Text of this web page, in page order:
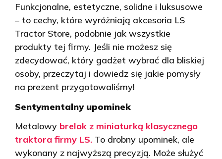
Funkcjonalne, estetyczne, solidne i luksusowe
– to cechy, które wyróżniają akcesoria LS
Tractor Store, podobnie jak wszystkie
produkty tej firmy. Jeśli nie możesz się
zdecydować, który gadżet wybrać dla bliskiej
osoby, przeczytaj i dowiedz się jakie pomysły
na prezent przygotowaliśmy!
Sentymentalny upominek
Metalowy brelok z miniaturką klasycznego
traktora firmy LS. To drobny upominek, ale
wykonany z najwyższą precyzją. Może służyć